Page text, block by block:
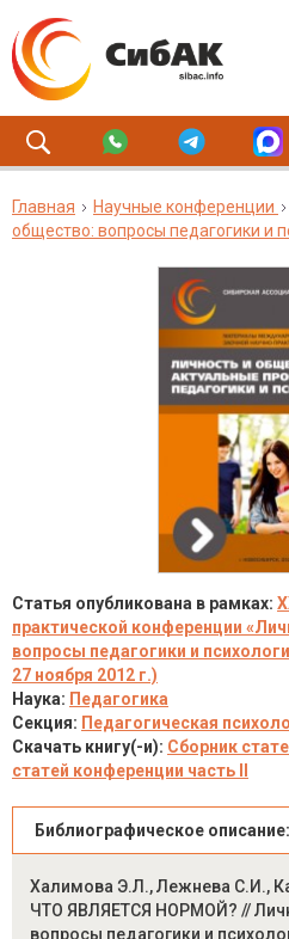
Главная Научные конференции
общество: вопросы педагогики и
Статья опубликована в рамках:
практической конференции
вопросы педагогики и
27 ноября 2012 г.)
Наука: Педагогика
Секция: Педагогическая
Скачать книгу(-и): Сборник
статей конференции часть II
Библиографическое описание:
Халимова Э.Л., Лежнева С.И.,
ЧТО ЯВЛЯЕТСЯ НОРМОЙ? //
вопросы педагогики и